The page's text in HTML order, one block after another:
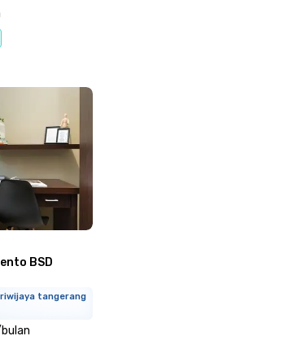
BSD
tangerang
bulan